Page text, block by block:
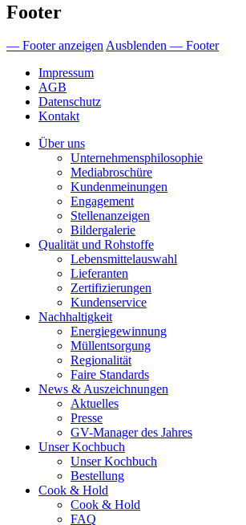
Footer
— Footer anzeigenAusblenden — Footer
Impressum
AGB
Datenschutz
Kontakt
Über uns
Unternehmensphilosophie
Mediabroschüre
Kundenmeinungen
Engagement
Stellenanzeigen
Bildergalerie
Qualität und Rohstoffe
Lebensmittelauswahl
Lieferanten
Zertifizierungen
Kundenservice
Nachhaltigkeit
Energiegewinnung
Müllentsorgung
Regionalität
Faire Standards
News & Auszeichnungen
Aktuelles
Presse
GV-Manager des Jahres
Unser Kochbuch
Unser Kochbuch
Bestellung
Cook & Hold
Cook & Hold
FAQ